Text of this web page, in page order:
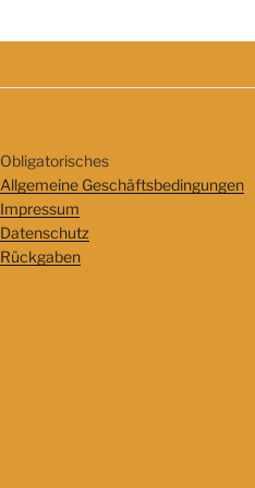
Obligatorisches
Allgemeine Geschäftsbedingungen
Impressum
Datenschutz
Rückgaben